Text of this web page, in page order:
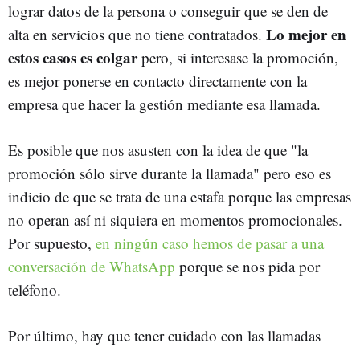
lograr datos de la persona o conseguir que se den de
alta en servicios que no tiene contratados. Lo mejor en
estos casos es colgarpero, si interesase la promoción,
es mejor ponerse en contacto directamente con la
empresa que hacer la gestión mediante esa llamada.
Es posible que nos asusten con la idea de que "la
promoción sólo sirve durante la llamada" pero eso es
indicio de que se trata de una estafa porque las empresas
no operan así ni siquiera en momentos promocionales.
Por supuesto, en ningún caso hemos de pasar a una
conversación de WhatsApp porque se nos pida por
teléfono.
Por último, hay que tener cuidado con las llamadas